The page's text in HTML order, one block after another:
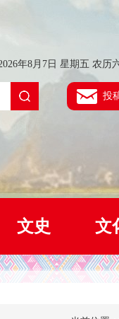
年8月7日 星期五 农历
投
文史 文